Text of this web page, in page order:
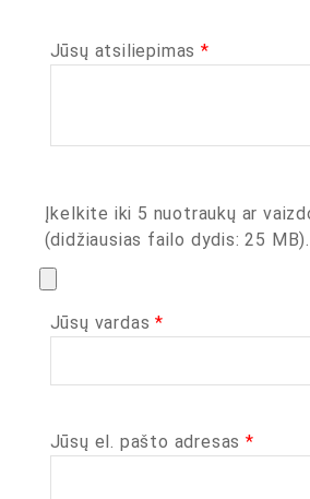
Jūsų atsiliepimas *
Įkelkite iki 5 nuotraukų ar
(didžiausias failo dydis: 25 MB).
Jūsų vardas*
Jūsų el. pašto adresas *